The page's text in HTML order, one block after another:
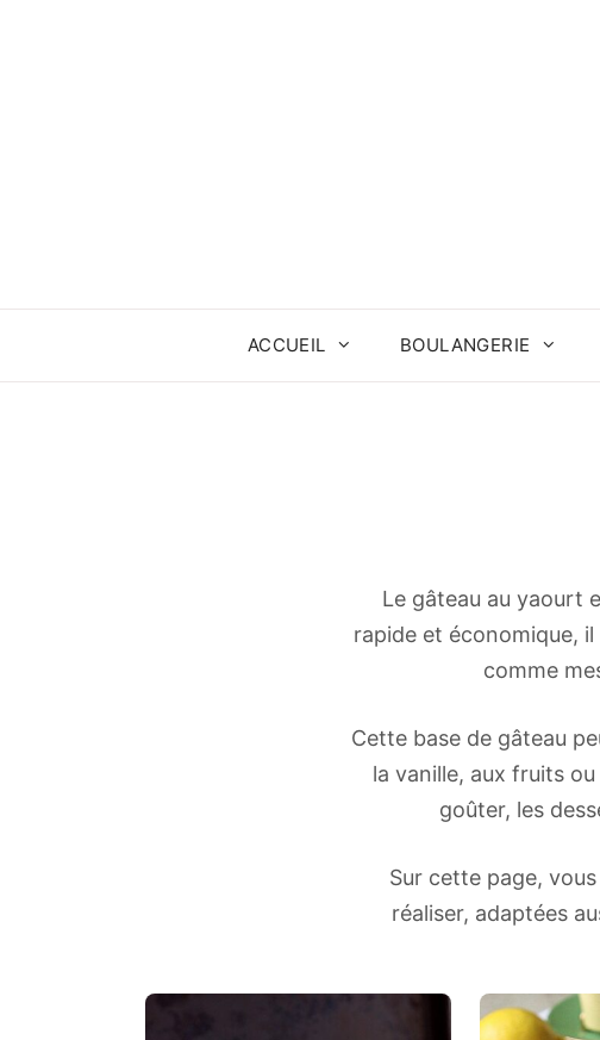
ACCUEIL BOULANGERIE
Le gâteau au yaourt
rapide et économique,
comme
Cette base de gâteau
la vanille, aux fruits
goûter, les
Sur cette page,
réaliser, adaptées